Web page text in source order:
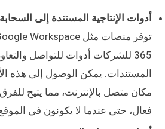
أدوات الإنتاجية المستندة إلى
365 للشركات أدوات للتواصل
المستندات. يمكن الوصول إلى هذه
مكان متصل بالإنترنت، مما يتيح
فعال، حتى عندما لا يكونون في